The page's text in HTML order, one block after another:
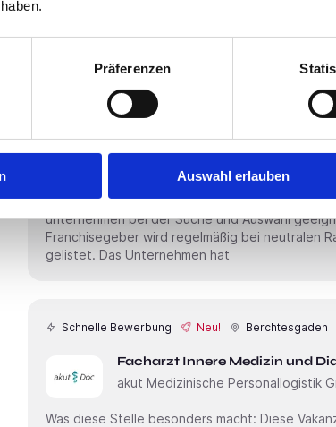
Präferenzen
Auswahl erlauben
Bundesweit
Selbständigkeit als Franchisenehmer. Darüber
unternehmen bei der Suche und Auswahl
Franchisegeber wird regelmäßig bei neutralen
gelistet. Das Unter­nehmen hat
Schnelle Bewerbung Neu! Berchtesgaden
Facharzt Innere Medizin und
akut Medizinische Personallogistik
Was diese Stelle besonders macht: Diese Vakanz eröffnet Ihnen nicht nur eine neue berufliche